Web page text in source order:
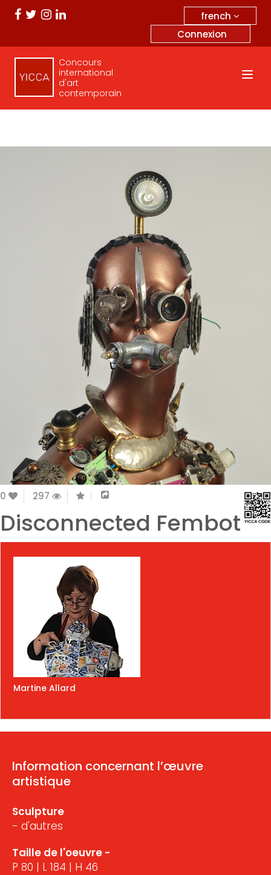
french
Connexion
Concours
international
d'art
contemporain
0 297
Disconnected Fembot
Martine Allard
Information concernant l’œuvre
artistique
Sculpture
- d'autres
Taille de l'oeuvre -
P 80 | L 184 | H 46